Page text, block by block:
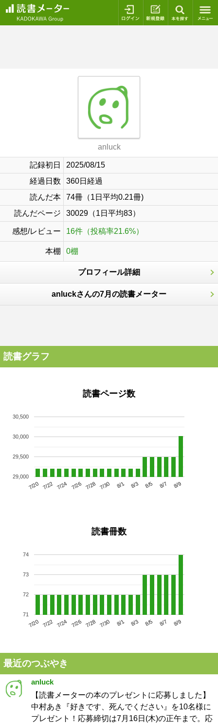
ログイン 新規登録
anluck
記録初日
2025/08/15
経過日数
360日経過
読んだ本
74冊（1日平均0.21冊)
読んだページ
30029（1日平均83）
感想/レビュー 16件（投稿率21.6%）
本棚 0棚
プロフィール詳細
anluckさんの7月の読書メーター
読書グラフ
読書ページ数
7/20 7/22 7/24 7/26 7/28 7/30 8/1 8/3 8/5 8/7 8/9
29,000
29,500
30,000
30,500
読書冊数
7/20 7/22 7/24 7/26 7/28 7/30 8/1 8/3 8/5 8/7 8/9
71
72
73
74
最近のつぶやき
anluck
【読書メーターの本のプレゼントに応募しました】
中村あき『好きです、死んでください』を10名様に
プレゼント！応募締切は7月16日(木)の正午まで。応